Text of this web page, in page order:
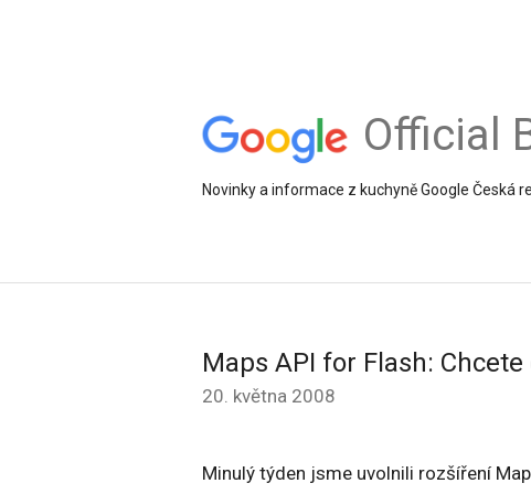
Official
Novinky a informace z kuchyně Google Česká
Maps API for Flash:
20. května 2008
Minulý týden jsme uvolnili rozšíření